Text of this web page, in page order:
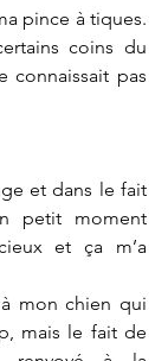
pince à tiques.
coins du
connaissait pas
et dans le fait
petit moment
et ça m’a
à mon chien qui
mais le fait de